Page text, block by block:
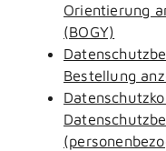
Orientierung
(BOGY)
Bestellung